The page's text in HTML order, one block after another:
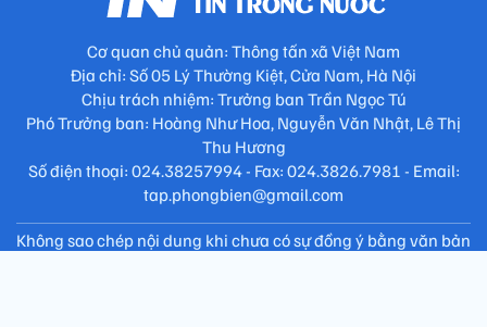
Cơ quan chủ quản: Thông tấn xã Việt Nam
Địa chỉ: Số 05 Lý Thường Kiệt, Cửa Nam, Hà Nội
Chịu trách nhiệm: Trưởng ban Trần Ngọc Tú
Phó Trưởng ban: Hoàng Như Hoa, Nguyễn Văn Nhật, Lê Thị
Thu Hương
Số điện thoại: 024.38257994 - Fax: 024.3826.7981 - Email:
tap.phongbien@gmail.com
Không sao chép nội dung khi chưa có sự đồng ý bằng văn bản